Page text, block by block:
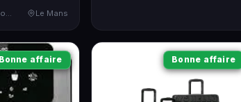
Objets d'art & Curiosités
Le Mans
Bonne affaire Bonne affaire